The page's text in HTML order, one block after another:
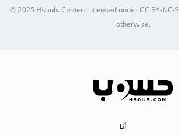
© 2025Hsoub.Content licensed underCC BY-NC-
otherwise.